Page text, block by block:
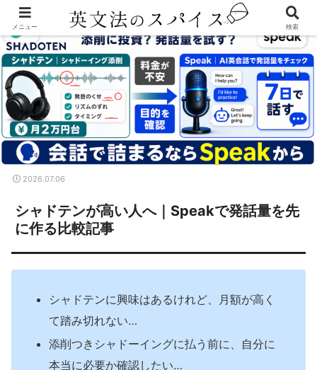
シャドテンが高い人へ｜Speakで発話量を先
に作る比較記事
2026.07.06
シャドテンに興味はあるけれど、月額が高く
て踏み切れない…
添削つきシャドーイングに払う前に、自分に
本当に必要か確認したい…
メニュー 検索